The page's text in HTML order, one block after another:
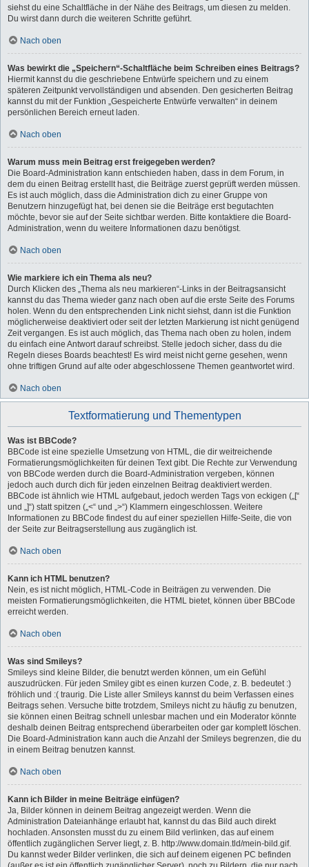
siehst du eine Schaltfläche in der Nähe des Beitrags, um diesen zu melden.
Du wirst dann durch die weiteren Schritte geführt.
Nach oben
Was bewirkt die „Speichern“-Schaltfläche beim Schreiben eines Beitrags?
Hiermit kannst du die geschriebene Entwürfe speichern und zu einem
späteren Zeitpunkt vervollständigen und absenden. Den gesicherten Beitrag
kannst du mit der Funktion „Gespeicherte Entwürfe verwalten“ in deinem
persönlichen Bereich erneut laden.
Nach oben
Warum muss mein Beitrag erst freigegeben werden?
Die Board-Administration kann entschieden haben, dass in dem Forum, in
dem du einen Beitrag erstellt hast, die Beiträge zuerst geprüft werden müssen.
Es ist auch möglich, dass die Administration dich zu einer Gruppe von
Benutzern hinzugefügt hat, bei denen sie die Beiträge erst begutachten
möchte, bevor sie auf der Seite sichtbar werden. Bitte kontaktiere die Board-
Administration, wenn du weitere Informationen dazu benötigst.
Nach oben
Wie markiere ich ein Thema als neu?
Durch Klicken des „Thema als neu markieren“-Links in der Beitragsansicht
kannst du das Thema wieder ganz nach oben auf die erste Seite des Forums
holen. Wenn du den entsprechenden Link nicht siehst, dann ist die Funktion
möglicherweise deaktiviert oder seit der letzten Markierung ist nicht genügend
Zeit vergangen. Es ist auch möglich, das Thema nach oben zu holen, indem
du einfach eine Antwort darauf schreibst. Stelle jedoch sicher, dass du die
Regeln dieses Boards beachtest! Es wird meist nicht gerne gesehen, wenn
ohne triftigen Grund auf alte oder abgeschlossene Themen geantwortet wird.
Nach oben
Textformatierung und Thementypen
Was ist BBCode?
BBCode ist eine spezielle Umsetzung von HTML, die dir weitreichende
Formatierungsmöglichkeiten für deinen Text gibt. Die Rechte zur Verwendung
von BBCode werden durch die Board-Administration vergeben, können
jedoch auch durch dich für jeden einzelnen Beitrag deaktiviert werden.
BBCode ist ähnlich wie HTML aufgebaut, jedoch werden Tags von eckigen („[“
und „]“) statt spitzen („<“ und „>“) Klammern eingeschlossen. Weitere
Informationen zu BBCode findest du auf einer speziellen Hilfe-Seite, die von
der Seite zur Beitragserstellung aus zugänglich ist.
Nach oben
Kann ich HTML benutzen?
Nein, es ist nicht möglich, HTML-Code in Beiträgen zu verwenden. Die
meisten Formatierungsmöglichkeiten, die HTML bietet, können über BBCode
erreicht werden.
Nach oben
Was sind Smileys?
Smileys sind kleine Bilder, die benutzt werden können, um ein Gefühl
auszudrücken. Für jeden Smiley gibt es einen kurzen Code, z. B. bedeutet :)
fröhlich und :( traurig. Die Liste aller Smileys kannst du beim Verfassen eines
Beitrags sehen. Versuche bitte trotzdem, Smileys nicht zu häufig zu benutzen,
sie können einen Beitrag schnell unlesbar machen und ein Moderator könnte
deshalb deinen Beitrag entsprechend überarbeiten oder gar komplett löschen.
Die Board-Administration kann auch die Anzahl der Smileys begrenzen, die du
in einem Beitrag benutzen kannst.
Nach oben
Kann ich Bilder in meine Beiträge einfügen?
Ja, Bilder können in deinem Beitrag angezeigt werden. Wenn die
Administration Dateianhänge erlaubt hat, kannst du das Bild auch direkt
hochladen. Ansonsten musst du zu einem Bild verlinken, das auf einem
öffentlich zugänglichen Server liegt, z. B. http://www.domain.tld/mein-bild.gif.
Du kannst weder Bilder verlinken, die sich auf deinem eigenen PC befinden